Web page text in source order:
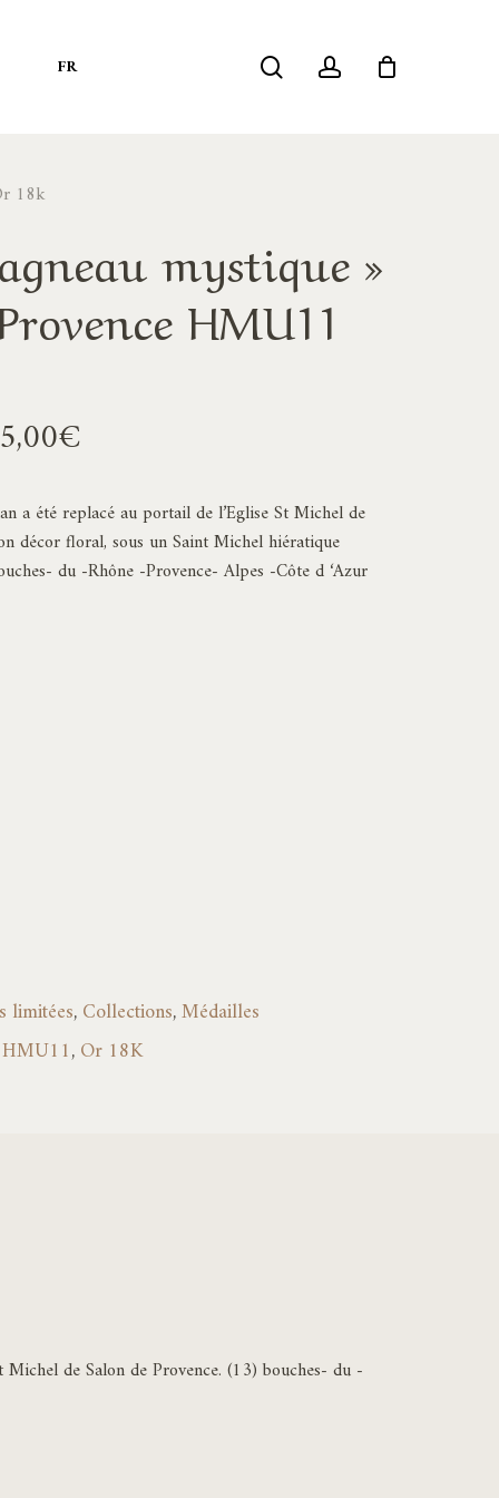
FR searchaccount
18k
mystique »
HMU11
€
prix :
1595,00€
à
a été replacé au portail de l’Eglise St Michel de
décor floral, sous un Saint Michel hiératique
du -Rhône -Provence- Alpes -Côte d ‘Azur
limitées,Collections,Médailles
HMU11,Or 18K
Michel de Salon de Provence. (13) bouches- du -